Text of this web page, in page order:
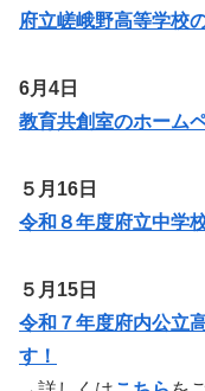
府立嵯峨野高等学校
6月4日
教育共創室のホーム
５月16日
令和８年度府立中学
５月15日
令和７年度府内公立
す！